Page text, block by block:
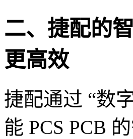
二、捷配的
更高效
捷配通过 “数
能 PCS PCB